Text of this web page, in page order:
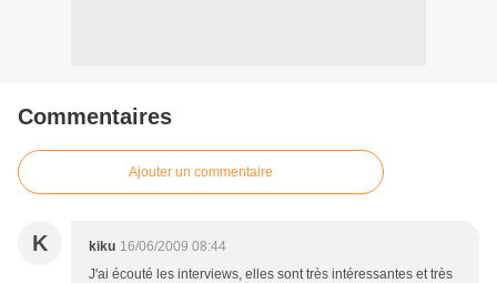
Commentaires
Ajouter un commentaire
K kiku 16/06/2009 08:44
J'ai écouté les interviews, elles sont très intéressantes et très